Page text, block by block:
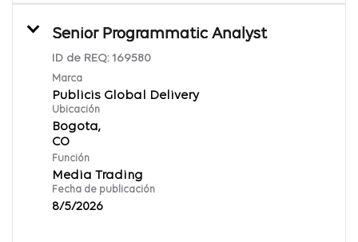
Senior Programmatic Analyst
ID de REQ: 169580
Marca
Publicis Global Delivery
Ubicación
Bogota,
Función
Media Trading
Fecha de publicación
8/5/2026